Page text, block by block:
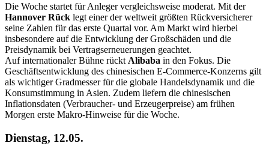
Die Woche startet für Anleger vergleichsweise moderat. Mit der
Hannover Rück legt einer der weltweit größten Rückversicherer
seine Zahlen für das erste Quartal vor. Am Markt wird hierbei
insbesondere auf die Entwicklung der Großschäden und die
Preisdynamik bei Vertragserneuerungen geachtet.
Auf internationaler Bühne rückt Alibaba in den Fokus. Die
Geschäftsentwicklung des chinesischen E-Commerce-Konzerns gilt
als wichtiger Gradmesser für die globale Handelsdynamik und die
Konsumstimmung in Asien. Zudem liefern die chinesischen
Inflationsdaten (Verbraucher- und Erzeugerpreise) am frühen
Morgen erste Makro-Hinweise für die Woche.
Dienstag, 12.05.